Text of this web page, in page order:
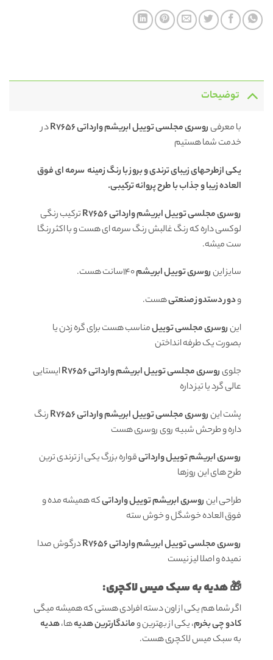
توضیحات
با معرفیروسریمجلسی توییل ابریشم وارداتی R7656
در
خدمت شما هستیم
یکی ازطرحهای زیبای ترندی و بروز با رنگ زمینه سرمه ای فوق
العاده زیبا و جذاب با طرح پروانه ترکیبی.
روسریمجلسی توییل ابریشم وارداتی R7656
ترکیب رنگی
لوکسی داره که رنگ غالبش رنگ سرمه ای هست و با اکثر رنگا
ست میشه.
سایز اینروسری توییل ابریشم140سانت هست.
ودور دستدوز صنعتیهست.
اینروسری مجلسی توییلمناسب هست برای گره زدن یا
بصورت یک طرفه انداختن
جلویروسریمجلسی توییل ابریشم وارداتی R7656
ایستایی
عالی گرد یا تیز داره
پشت اینروسری مجلسی توییل ابریشم وارداتی R7656
رنگ
داره و طرحش شبیه روی روسری هست
روسری ابریشم توییلوارداتیقواره بزرگ یکی از ترندی ترین
طرح های این روزها
طراحی اینروسری ابریشم توییلوارداتیکه همیشه مده و
فوق العاده خوشگل و خوش سته
روسری مجلسی توییل ابریشم وارداتی R7656
درگوش صدا
نمیده و اصلا لیز نیست
🎁 هدیه به سبک میس لاکچری:
اگر شما هم یکی از اون دسته افرادی هستی که همیشه میگی
کادو چی بخرم، یکی از بهترین وماندگارترین هدیهها،هدیه
به سبک میس لاکچری هست.